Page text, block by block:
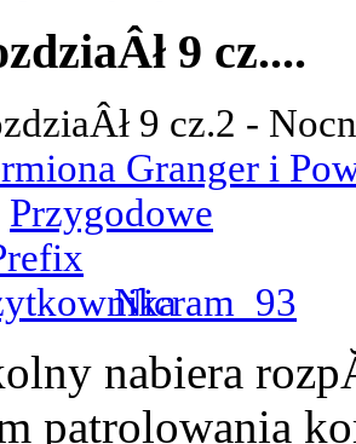
9 cz....
9 cz.2 -
Granger i
Przygodowe
Nicram_93
nabiera
patrolowania